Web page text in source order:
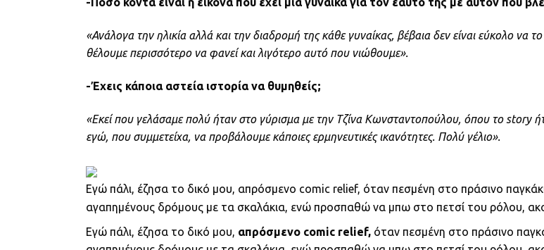
«Ανάλογα την ηλικία αλλά και την διαδρομή της κάθε γυναίκας, βέβαια δεν είναι εύκολο
θέλουμε περισσότερο να φανεί και λιγότερο αυτό που νιώθουμε».
-Έχεις κάποια αστεία ιστορία να θυμηθείς;
«Εκεί που γελάσαμε πολύ ήταν στο γύρισμα με την Τζίνα Κωνσταντοπούλου, όπου το story
εγώ, που συμμετείχα, να προβάλουμε κάποιες ερμηνευτικές ικανότητες. Πολύ γέλιο».
Εγώ πάλι, έζησα το δικό μου, απρόσμενο comic relief, όταν πεσμένη στο πράσινο
αγαπημένους δρόμους με τα σκαλάκια, ενώ προσπαθώ να μπω στο πετσί του ρόλου,
Εγώ πάλι, έζησα το δικό μου, απρόσμενο comic relief, όταν πεσμένη στο πράσινο